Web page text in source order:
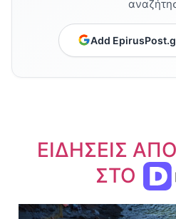
Add
ΕΙΔΗΣΕΙΣ
ΣΤΟ